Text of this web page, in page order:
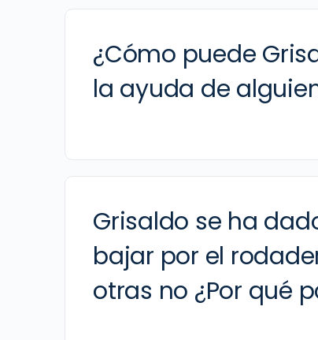
¿Cómo puede
la ayuda de
Grisaldo se ha
bajar por el
otras no ¿Por qué